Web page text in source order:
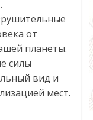
от
планеты.
силы
вид и
мест.